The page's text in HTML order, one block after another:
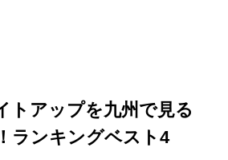
トアップを九州で見る
ランキングベスト4